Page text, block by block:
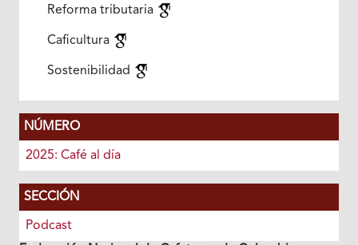
Reforma tributaria
Caficultura
Sostenibilidad
NÚMERO
2025: Café al día
SECCIÓN
Podcast